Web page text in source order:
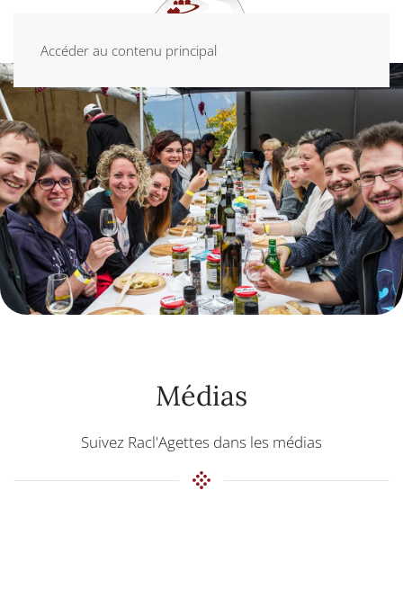
Accéder au contenu principal
Médias
Suivez Racl'Agettes dans les médias